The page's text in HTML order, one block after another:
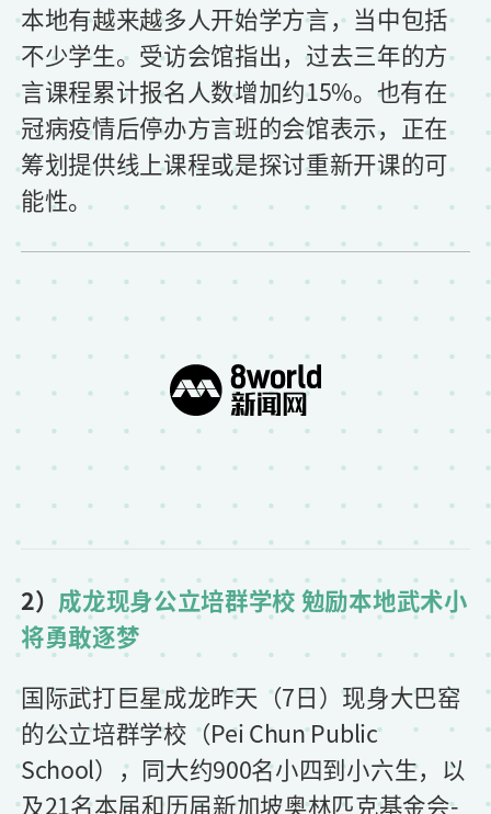
本地有越来越多人开始学方言，当中包括
不少学生。受访会馆指出，过去三年的方
言课程累计报名人数增加约15%。也有在
冠病疫情后停办方言班的会馆表示，正在
筹划提供线上课程或是探讨重新开课的可
能性。
2）成龙现身公立培群学校 勉励本地武术小
将勇敢逐梦
国际武打巨星成龙昨天（7日）现身大巴窑
的公立培群学校（Pei Chun Public
School），同大约900名小四到小六生，以
及21名本届和历届新加坡奥林匹克基金会-